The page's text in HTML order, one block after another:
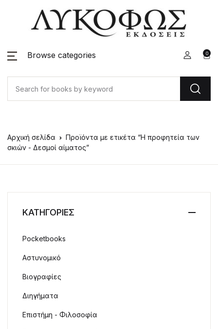
Browse categories 0
Αρχική σελίδα
Προϊόντα με ετικέτα “Η προφητεία των
σκιών - Δεσμοί αίματος”
ΚΑΤΗΓΟΡΙΕΣ
Pocketbooks
Αστυνομικό
Βιογραφίες
Διηγήματα
Επιστήμη - Φιλοσοφία